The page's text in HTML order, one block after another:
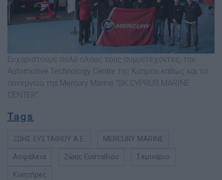
Ευχαριστούμε πολύ όλους τους συμμετέχοντες, την
Automotive Technology Centre της Κύπρου καθώς και το
συνεργείο τηs Mercury Marine “SK CYPRUS MARINE
CENTER”.
Tags
ΖΩΗΣ ΕΥΣΤΑΘΙΟΥ Α.Ε. MERCURY MARINE
Ασφάλεια Ζώης Ευσταθίου Σεμινάριο
Κινητήρες